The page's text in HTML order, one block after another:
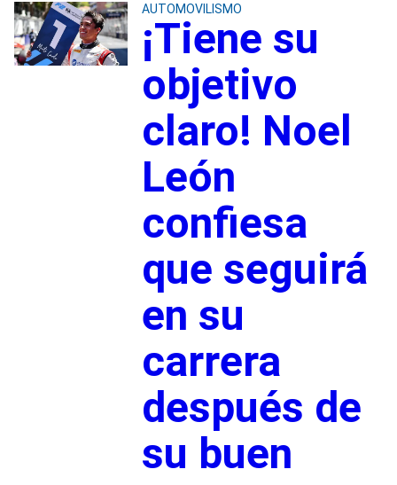
AUTOMOVILISMO
¡Tiene su
objetivo
claro! Noel
León
confiesa
que seguirá
en su
carrera
después de
su buen